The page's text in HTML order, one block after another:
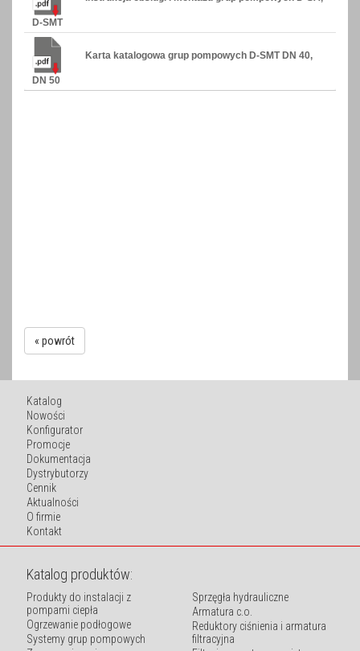
D-SMT
Karta katalogowa grup pompowych D-SMT DN 40,
DN 50
« powrót
Katalog
Nowości
Konfigurator
Promocje
Dokumentacja
Dystrybutorzy
Cennik
Aktualności
O firmie
Kontakt
Katalog produktów:
Produkty do instalacji z
pompami ciepła
Ogrzewanie podłogowe
Systemy grup pompowych
Sprzęgła hydrauliczne
Armatura c.o.
Reduktory ciśnienia i armatura
filtracyjna